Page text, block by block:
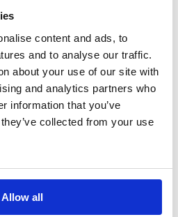
content and ads, to
and to analyse our traffic.
about your use of our site with
and analytics partners who
information that you’ve
collected from your use
Allow all
Easywalker Jimmey
Aanbiedingsprijs
€549
Normale
€999,99
/
black
Nieuw binnen